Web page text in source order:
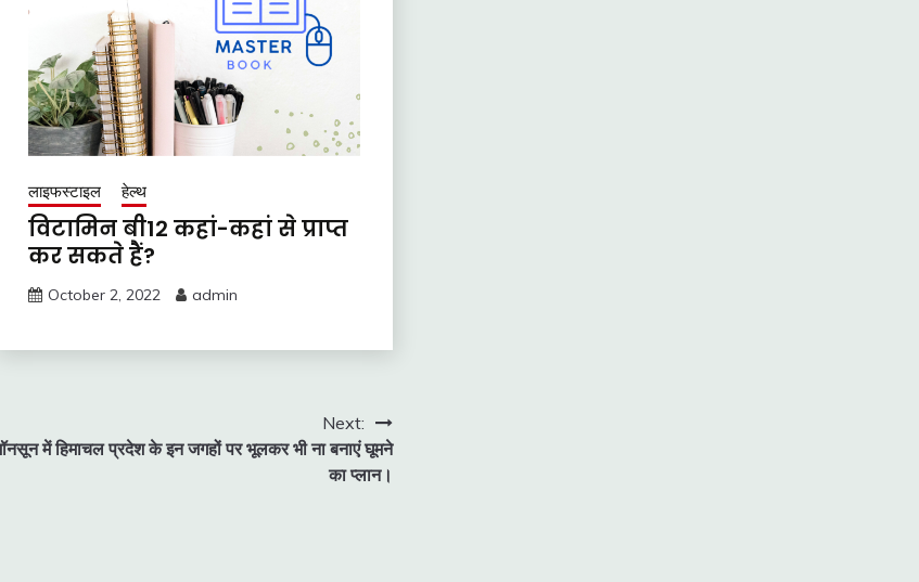
लाइफस्टाइल हेल्थ
विटामिन बी12 कहां-कहां से प्राप्त
कर सकते हैं?
October 2, 2022 admin
Next:
में हिमाचल प्रदेश के इन जगहों पर भूलकर भी ना बनाएं घूमने
का प्लान।